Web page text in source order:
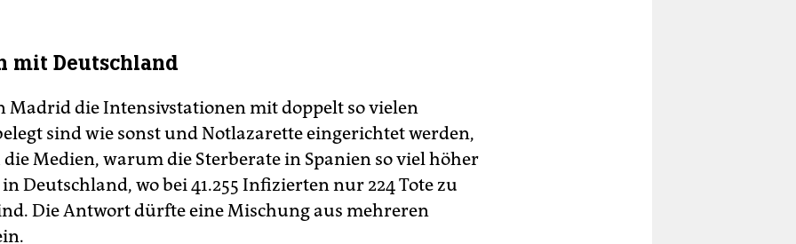
mit Deutschland
Madrid die Intensivstationen mit doppelt so vielen
sind wie sonst und Notlazarette eingerichtet werden,
Medien, warum die Sterberate in Spanien so viel höher
Deutschland, wo bei 41.255 Infizierten nur 224 Tote zu
Die Antwort dürfte eine Mischung aus mehreren